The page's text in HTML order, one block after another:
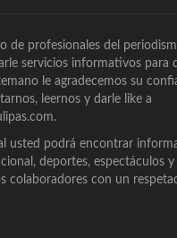
de profesionales del
servicios informativos para
le agradecemos su
leernos y darle like a
usted podrá encontrar
deportes, espectáculos
colaboradores con un